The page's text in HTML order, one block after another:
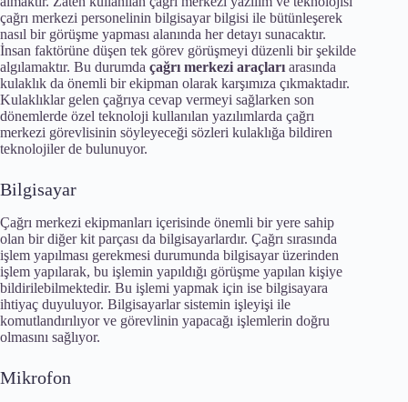
çağrı merkezi personelinin bilgisayar bilgisi ile bütünleşerek
nasıl bir görüşme yapması alanında her detayı sunacaktır.
İnsan faktörüne düşen tek görev görüşmeyi düzenli bir şekilde
algılamaktır. Bu durumda çağrı merkezi araçları arasında
kulaklık da önemli bir ekipman olarak karşımıza çıkmaktadır.
Kulaklıklar gelen çağrıya cevap vermeyi sağlarken son
dönemlerde özel teknoloji kullanılan yazılımlarda çağrı
merkezi görevlisinin söyleyeceği sözleri kulaklığa bildiren
teknolojiler de bulunuyor.
Bilgisayar
Çağrı merkezi ekipmanları içerisinde önemli bir yere sahip
olan bir diğer kit parçası da bilgisayarlardır. Çağrı sırasında
işlem yapılması gerekmesi durumunda bilgisayar üzerinden
işlem yapılarak, bu işlemin yapıldığı görüşme yapılan kişiye
bildirilebilmektedir. Bu işlemi yapmak için ise bilgisayara
ihtiyaç duyuluyor. Bilgisayarlar sistemin işleyişi ile
komutlandırılıyor ve görevlinin yapacağı işlemlerin doğru
olmasını sağlıyor.
Mikrofon